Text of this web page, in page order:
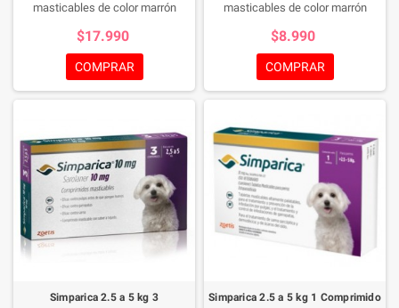
masticables de color marrón
los bordes redondeados para el
tratamiento de las infestaciones
por garrapatas y pulgas y el
tratamiento de la sarna sarcóptica
tu mascota de manera rica y
sencilla.
$17.990
COMPRAR
masticables de color marrón
los bordes redondeados para el
tratamiento de las infestaciones
por garrapatas y pulgas y el
tratamiento de la sarna sarcóptica
tu mascota de manera rica y
sencilla.
$8.990
COMPRAR
Simparica 2.5 a 5 kg 3
Simparica 2.5 a 5 kg 1 Comprimido